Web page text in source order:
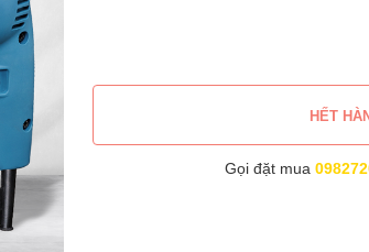
HẾT
Gọi đặt mua